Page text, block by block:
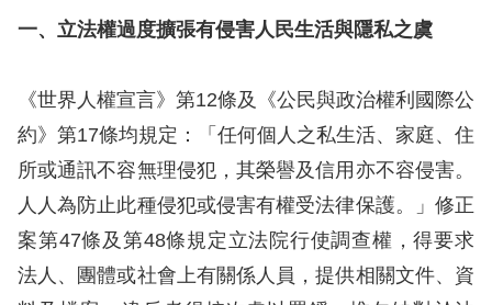
業
務
核
心
人
權
一、立法權過度擴張有侵害人民生活與隱私之虞
《世界人權宣言》第12條及《公民與政治權利國際公
約》第17條均規定：「任何個人之私生活、家庭、住
所或通訊不容無理侵犯，其榮譽及信用亦不容侵害。
人人為防止此種侵犯或侵害有權受法律保護。」修正
案第47條及第48條規定立法院行使調查權，得要求
法人、團體或社會上有關係人員，提供相關文件、資